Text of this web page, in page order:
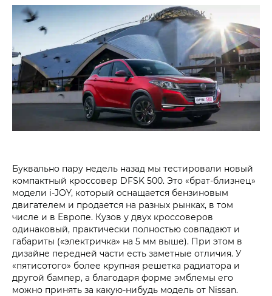
Буквально пару недель назад мы тестировали новый
компактный кроссовер DFSK 500. Это «брат-близнец»
модели i‑JOY, который оснащается бензиновым
двигателем и продается на разных рынках, в том
числе и в Европе. Кузов у двух кроссоверов
одинаковый, практически полностью совпадают и
габариты («электричка» на 5 мм выше). При этом в
дизайне передней части есть заметные отличия. У
«пятисотого» более крупная решетка радиатора и
другой бампер, а благодаря форме эмблемы его
можно принять за какую-нибудь модель от Nissan.